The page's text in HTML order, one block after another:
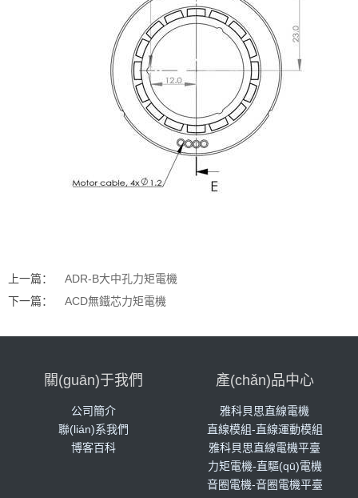
上一篇：
ADR-B大中孔力矩電機
下一篇：
ACD無鐵芯力矩電機
關(guān)于我們
公司簡介
聯(lián)系我們
博客百科
產(chǎn)品中心
雅科貝思直線電機
直線模組-直線運動模組
雅科貝思直線電機平臺
力矩電機-直驅(qū)電機
音圈電機-音圈電機平臺